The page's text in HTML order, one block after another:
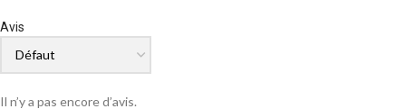
Avis
Il n’y a pas encore d’avis.